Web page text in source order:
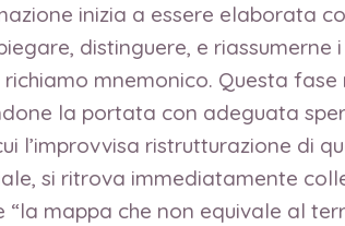
inizia a essere elaborata
distinguere, e
mnemonico. Questa
la portata con adeguata
l’improvvisa ristrutturazione di
si ritrova immediatamente
mappa che non equivale al